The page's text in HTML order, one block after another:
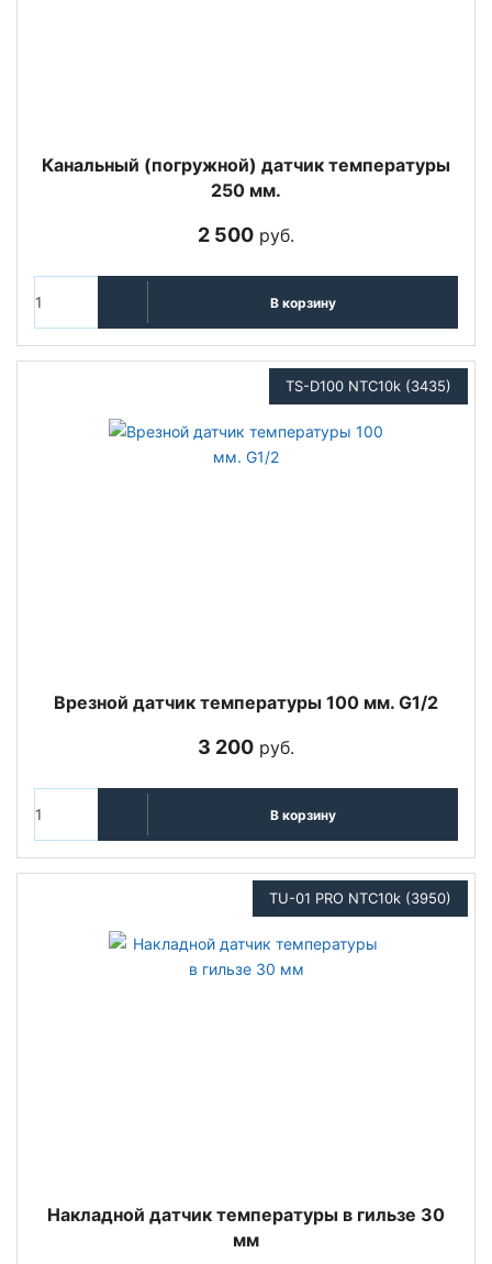
Канальный (погружной) датчик температуры
250 мм.
2 500 руб.
В корзину
TS-D100 NTC10k (3435)
Врезной датчик температуры 100 мм. G1/2
3 200 руб.
В корзину
TU-01 PRO NTC10k (3950)
Накладной датчик температуры в гильзе 30
мм